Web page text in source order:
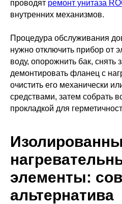
проводят ремонт унитаза
внутренних механизмов.
Процедура обслуживания
нужно отключить прибор от
воду, опорожнить бак, снять
демонтировать фланец с
очистить его механически
средствами, затем собрать
прокладкой для
элементы:
альтернатива